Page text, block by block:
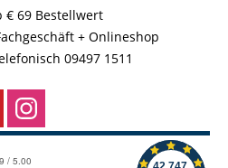
€ 69 Bestellwert
+ Onlineshop
09497 1511